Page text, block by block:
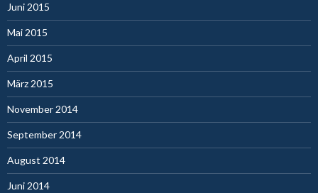
Juni 2015
Mai 2015
April 2015
März 2015
November 2014
September 2014
August 2014
Juni 2014